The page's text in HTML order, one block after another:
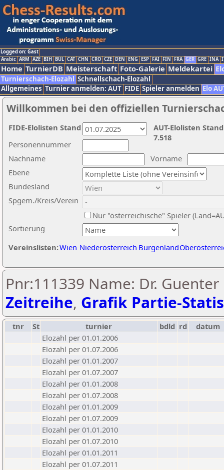
Logged on: Gast
Arabic ARM AZE BIH BUL CAT CHN CRO CZE DEN ENG ESP FAI FIN FRA GER GRE INA
Home TurnierDB Meisterschaft Foto-Galerie Meldekartei
Turnierschach-Elozahl Schnellschach-Elozahl
Allgemeines Turnier anmelden: AUT FIDE Spieler anmelden Elo
Willkommen bei den offiziellen
Nachname
Vorname
Ebene
Sortierung
Personennummer
Bundesland
Spgem./Kreis/Verein
Nur "österreichische" Spieler
Vereinslisten:Wien Niederösterreich Burgenland
AUT-Elolisten
7.518
FIDE-Elolisten Stand
Pnr:111339 Name: Dr.
Zeitreihe, Grafik Partie-
tnr St turnier bdld rd
datum
Elozahl per 01.01.2006
Elozahl per 01.07.2006
Elozahl per 01.01.2007
Elozahl per 01.07.2007
Elozahl per 01.01.2008
Elozahl per 01.07.2008
Elozahl per 01.01.2009
Elozahl per 01.07.2009
Elozahl per 01.01.2010
Elozahl per 01.07.2010
Elozahl per 01.01.2011
Elozahl per 01.07.2011